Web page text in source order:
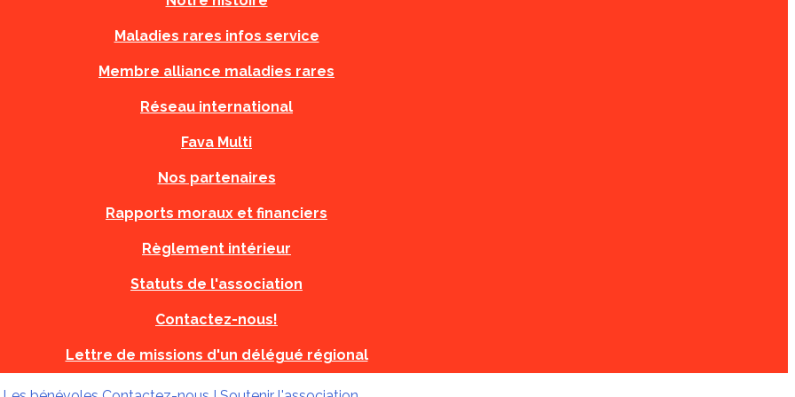
Maladies rares infos service
Membre alliance maladies rares
Réseau international
Fava Multi
Nos partenaires
Rapports moraux et financiers
Règlement intérieur
Statuts de l'association
Contactez-nous!
Lettre de missions d'un délégué régional